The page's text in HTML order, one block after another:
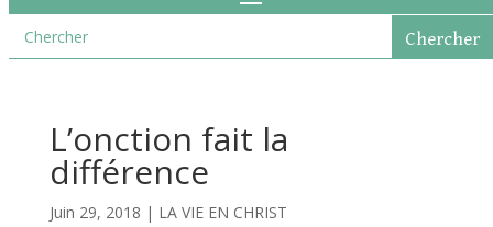
L’onction fait la
différence
Juin 29, 2018 | LA VIE EN CHRIST